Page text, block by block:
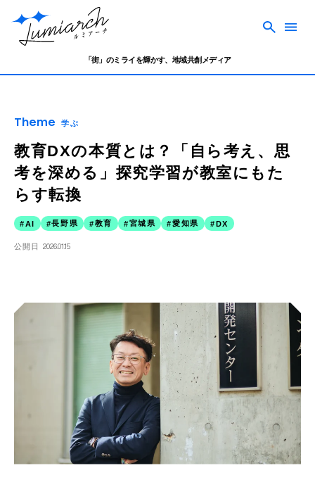
「街」のミライを輝かす、地域共創メディア
Theme 学ぶ
教育DXの本質とは？「自ら考え、思
考を深める」探究学習が教室にもた
らす転換
AI 長野県 教育 宮城県 愛知県 DX
公開日 2026.01.15